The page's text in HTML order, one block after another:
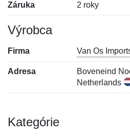
Záruka 2 roky
Výrobca
Firma Van Os
Adresa
Boveneind
Netherlands
Kategórie